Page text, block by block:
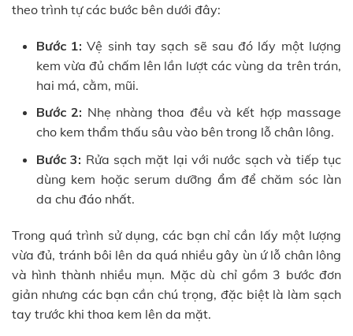
theo trình tự các bước bên dưới đây:
Bước 1: Vệ sinh tay sạch sẽ sau đó lấy một lượng
kem vừa đủ chấm lên lần lượt các vùng da trên trán,
hai má, cằm, mũi.
Bước 2: Nhẹ nhàng thoa đều và kết hợp massage
cho kem thẩm thấu sâu vào bên trong lỗ chân lông.
Bước 3: Rửa sạch mặt lại với nước sạch và tiếp tục
dùng kem hoặc serum dưỡng ẩm để chăm sóc làn
da chu đáo nhất.
Trong quá trình sử dụng, các bạn chỉ cần lấy một lượng
vừa đủ, tránh bôi lên da quá nhiều gây ùn ứ lỗ chân lông
và hình thành nhiều mụn. Mặc dù chỉ gồm 3 bước đơn
giản nhưng các bạn cần chú trọng, đặc biệt là làm sạch
tay trước khi thoa kem lên da mặt.